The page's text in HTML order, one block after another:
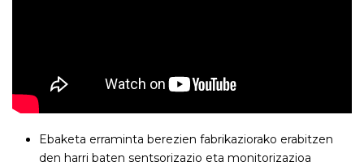
Ebaketa erraminta berezien fabrikaziorako erabitzen
den harri baten sentsorizazio eta monitorizazioa